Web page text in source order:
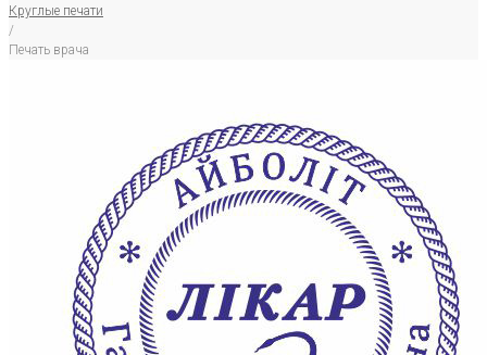
Круглые печати
/
Печать врача